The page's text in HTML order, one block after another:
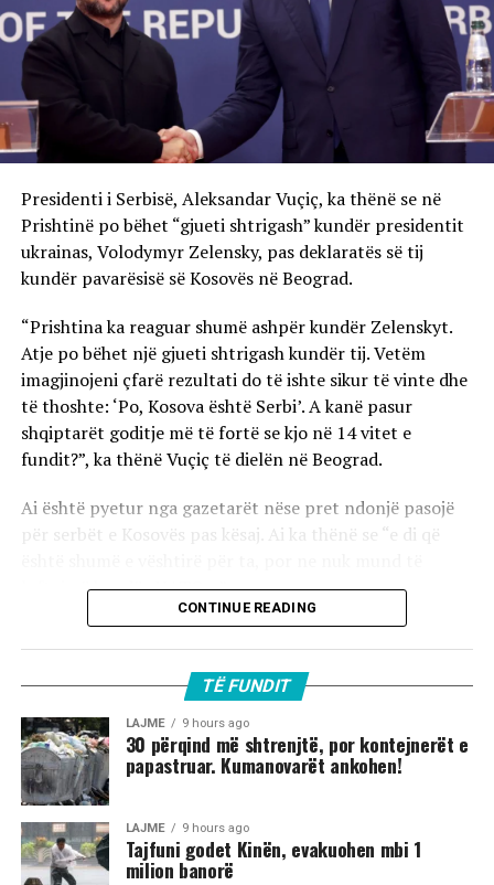
Presidenti i Serbisë, Aleksandar Vuçiç, ka thënë se në
Prishtinë po bëhet “gjueti shtrigash” kundër presidentit
ukrainas, Volodymyr Zelensky, pas deklaratës së tij
kundër pavarësisë së Kosovës në Beograd.
“Prishtina ka reaguar shumë ashpër kundër Zelenskyt.
Atje po bëhet një gjueti shtrigash kundër tij. Vetëm
imagjinojeni çfarë rezultati do të ishte sikur të vinte dhe
të thoshte: ‘Po, Kosova është Serbi’. A kanë pasur
shqiptarët goditje më të fortë se kjo në 14 vitet e
fundit?”, ka thënë Vuçiç të dielën në Beograd.
Ai është pyetur nga gazetarët nëse pret ndonjë pasojë
për serbët e Kosovës pas kësaj. Ai ka thënë se “e di që
luftojmë kundër NATO-s”.
CONTINUE READING
TË FUNDIT
LAJME 9 hours ago
30 përqind më shtrenjtë, por kontejnerët e
papastruar. Kumanovarët ankohen!
LAJME 9 hours ago
Tajfuni godet Kinën, evakuohen mbi 1
milion banorë